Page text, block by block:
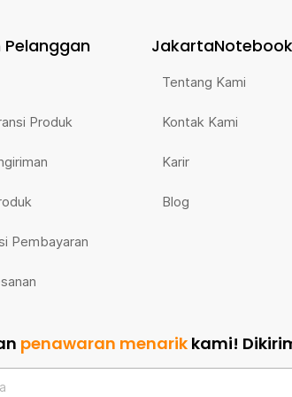
Pelanggan
Produk
Pembayaran
JakartaNotebook
Tentang Kami
Kontak Kami
Karir
Blog
penawaran menarik kami!